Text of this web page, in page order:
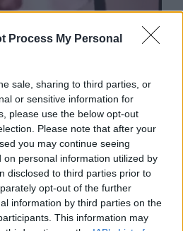
Process My Personal
sale, sharing to third parties, or
or sensitive information for
please use the below opt-out
Please note that after your
you may continue seeing
on personal information utilized by
disclosed to third parties prior to
opt-out of the further
information by third parties on the
This information may
BÁBOLNÁRÓL:
BÁNTALMAZTAK ÉS
INFORMÁCIÓINK SZERINT
AZ ÜGYBEN
alvó férfit ütnek meg, majd
térdre ereszkedve